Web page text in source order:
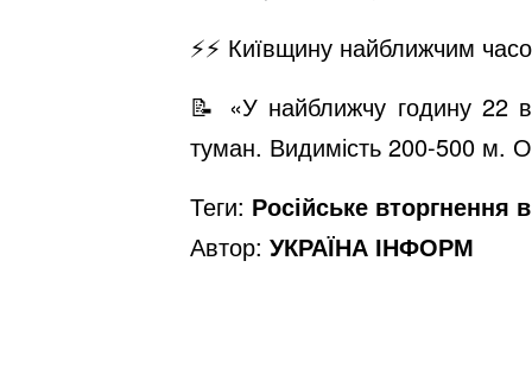
⚡️⚡️ Київщину найближчим
📝 «У найближчу годину 22
туман. Видимість 200-500 м.
Теги: Російське вторгнення
Автор: УКРАЇНА ІНФОРМ